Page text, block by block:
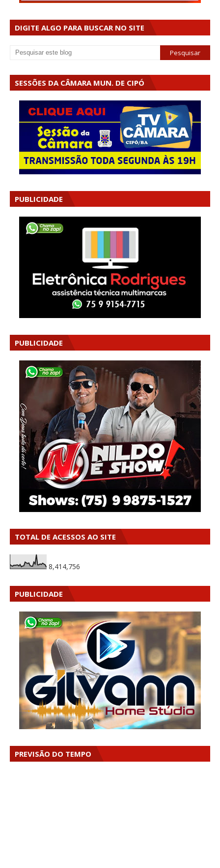
DIGITE ALGO PARA BUSCAR NO SITE
SESSÕES DA CÂMARA MUN. DE CIPÓ
PUBLICIDADE
PUBLICIDADE
TOTAL DE ACESSOS AO SITE
8,414,756
PUBLICIDADE
PREVISÃO DO TEMPO